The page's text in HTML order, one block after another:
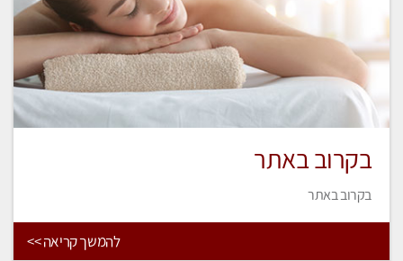
בקרוב באתר
בקרוב באתר
להמשך קריאה >>